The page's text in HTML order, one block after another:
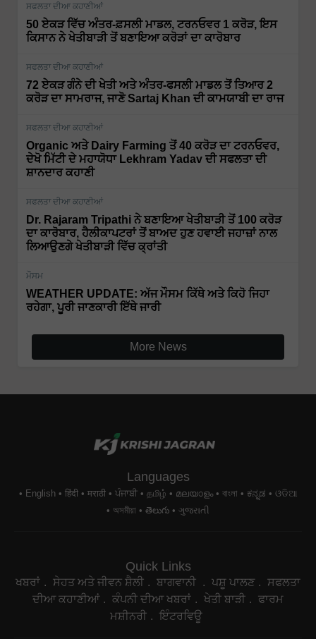
ਸਫਲਤਾ ਦੀਆ ਕਹਾਣੀਆਂ
50 ਏਕੜ ਵਿੱਚ ਅੰਤਰ-ਫ਼ਸਲੀ ਮਾਡਲ, ਟਰਨਓਵਰ 1 ਕਰੋੜ, ਇਸ
ਕਿਸਾਨ ਨੇ ਖੇਤੀਬਾੜੀ ਤੋਂ ਬਣਾਇਆ ਕਰੋੜਾਂ ਦਾ ਕਾਰੋਬਾਰ
ਸਫਲਤਾ ਦੀਆ ਕਹਾਣੀਆਂ
72 ਏਕੜ ਗੰਨੇ ਦੀ ਖੇਤੀ ਅਤੇ ਅੰਤਰ-ਫਸਲੀ ਮਾਡਲ ਤੋਂ ਤਿਆਰ 2
ਕਰੋੜ ਦਾ ਸਾਮਰਾਜ, ਜਾਣੋ Sartaj Khan ਦੀ ਕਾਮਯਾਬੀ ਦਾ ਰਾਜ
ਸਫਲਤਾ ਦੀਆ ਕਹਾਣੀਆਂ
Organic ਅਤੇ Dairy Farming ਤੋਂ 40 ਕਰੋੜ ਦਾ ਟਰਨਓਵਰ,
ਦੇਖੋ ਮਿੱਟੀ ਦੇ ਮਹਾਯੋਧਾ Lekhram Yadav ਦੀ ਸਫਲਤਾ ਦੀ
ਸ਼ਾਨਦਾਰ ਕਹਾਣੀ
ਸਫਲਤਾ ਦੀਆ ਕਹਾਣੀਆਂ
Dr. Rajaram Tripathi ਨੇ ਬਣਾਇਆ ਖੇਤੀਬਾੜੀ ਤੋਂ 100 ਕਰੋੜ
ਦਾ ਕਾਰੋਬਾਰ, ਹੈਲੀਕਾਪਟਰਾਂ ਤੋਂ ਬਾਅਦ ਹੁਣ ਹਵਾਈ ਜਹਾਜ਼ਾਂ ਨਾਲ
ਲਿਆਉਣਗੇ ਖੇਤੀਬਾੜੀ ਵਿੱਚ ਕ੍ਰਾਂਤੀ
ਮੌਸਮ
WEATHER UPDATE: ਅੱਜ ਮੌਸਮ ਕਿੱਥੇ ਅਤੇ ਕਿਹੋ ਜਿਹਾ
ਰਹੇਗਾ, ਪੂਰੀ ਜਾਣਕਾਰੀ ਇੱਥੇ ਜਾਰੀ
More News
Languages
English हिंदी मराठी ਪੰਜਾਬੀ தமிழ் മലയാളം বাংলা ಕನ್ನಡ
ଓଡିଆ
অসমীয়া
తెలుగు ગુજરાતી
Quick Links
ਖਬਰਾਂ ਸੇਹਤ ਅਤੇ ਜੀਵਨ ਸ਼ੈਲੀ ਬਾਗਵਾਨੀ ਪਸ਼ੂ ਪਾਲਣ
ਸਫਲਤਾ
ਦੀਆ ਕਹਾਣੀਆਂ
ਕੰਪਨੀ ਦੀਆ ਖਬਰਾਂ ਖੇਤੀ ਬਾੜੀ
ਫਾਰਮ
ਮਸ਼ੀਨਰੀ
ਇੰਟਰਵਿਊ